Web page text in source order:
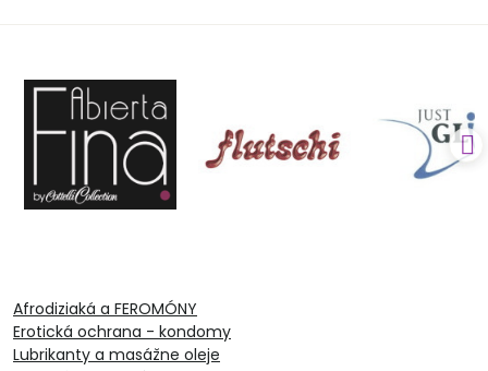
Afrodiziaká a FEROMÓNY
Erotická ochrana - kondomy
Lubrikanty a masážne oleje